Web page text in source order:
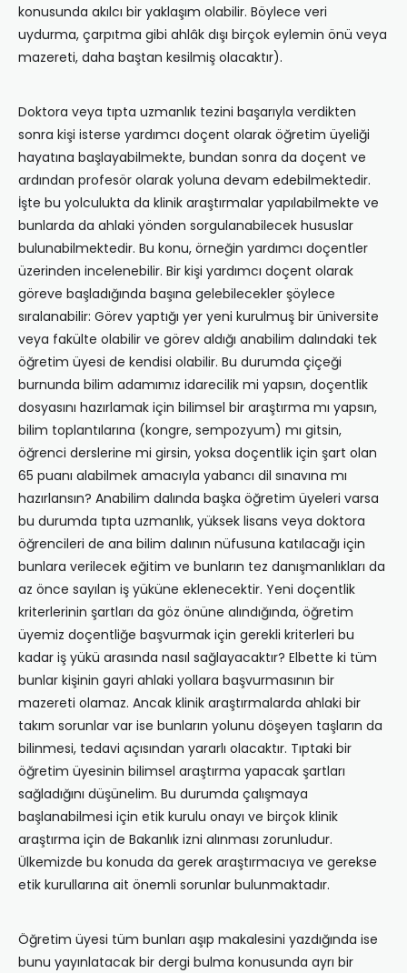
konusunda akılcı bir yaklaşım olabilir. Böylece veri
uydurma, çarpıtma gibi ahlâk dışı birçok eylemin önü veya
mazereti, daha baştan kesilmiş olacaktır).
Doktora veya tıpta uzmanlık tezini başarıyla verdikten
sonra kişi isterse yardımcı doçent olarak öğretim üyeliği
hayatına başlayabilmekte, bundan sonra da doçent ve
ardından profesör olarak yoluna devam edebilmektedir.
İşte bu yolculukta da klinik araştırmalar yapılabilmekte ve
bunlarda da ahlaki yönden sorgulanabilecek hususlar
bulunabilmektedir. Bu konu, örneğin yardımcı doçentler
üzerinden incelenebilir. Bir kişi yardımcı doçent olarak
göreve başladığında başına gelebilecekler şöylece
sıralanabilir: Görev yaptığı yer yeni kurulmuş bir üniversite
veya fakülte olabilir ve görev aldığı anabilim dalındaki tek
öğretim üyesi de kendisi olabilir. Bu durumda çiçeği
burnunda bilim adamımız idarecilik mi yapsın, doçentlik
dosyasını hazırlamak için bilimsel bir araştırma mı yapsın,
bilim toplantılarına (kongre, sempozyum) mı gitsin,
öğrenci derslerine mi girsin, yoksa doçentlik için şart olan
65 puanı alabilmek amacıyla yabancı dil sınavına mı
hazırlansın? Anabilim dalında başka öğretim üyeleri varsa
bu durumda tıpta uzmanlık, yüksek lisans veya doktora
öğrencileri de ana bilim dalının nüfusuna katılacağı için
bunlara verilecek eğitim ve bunların tez danışmanlıkları da
az önce sayılan iş yüküne eklenecektir. Yeni doçentlik
kriterlerinin şartları da göz önüne alındığında, öğretim
üyemiz doçentliğe başvurmak için gerekli kriterleri bu
kadar iş yükü arasında nasıl sağlayacaktır? Elbette ki tüm
bunlar kişinin gayri ahlaki yollara başvurmasının bir
mazereti olamaz. Ancak klinik araştırmalarda ahlaki bir
takım sorunlar var ise bunların yolunu döşeyen taşların da
bilinmesi, tedavi açısından yararlı olacaktır. Tıptaki bir
öğretim üyesinin bilimsel araştırma yapacak şartları
sağladığını düşünelim. Bu durumda çalışmaya
başlanabilmesi için etik kurulu onayı ve birçok klinik
araştırma için de Bakanlık izni alınması zorunludur.
Ülkemizde bu konuda da gerek araştırmacıya ve gerekse
etik kurullarına ait önemli sorunlar bulunmaktadır.
Öğretim üyesi tüm bunları aşıp makalesini yazdığında ise
bunu yayınlatacak bir dergi bulma konusunda ayrı bir